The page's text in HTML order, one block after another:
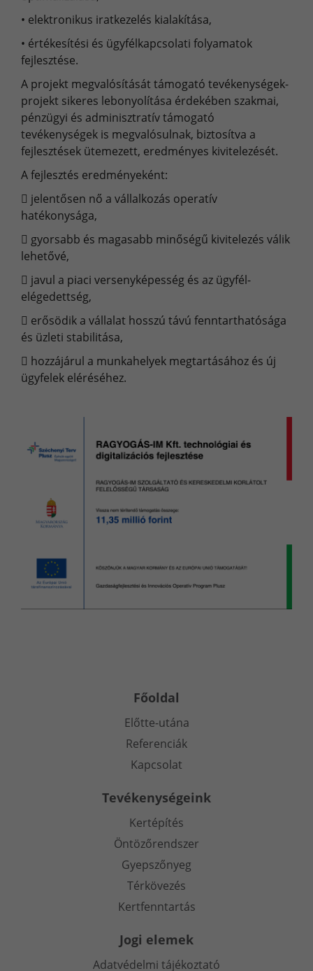
• elektronikus iratkezelés kialakítása,
• értékesítési és ügyfélkapcsolati folyamatok
fejlesztése.
A projekt megvalósítását támogató tevékenységek-
projekt sikeres lebonyolítása érdekében szakmai,
pénzügyi és adminisztratív támogató
tevékenységek is megvalósulnak, biztosítva a
fejlesztések ütemezett, eredményes kivitelezését.
A fejlesztés eredményeként:
 jelentősen nő a vállalkozás operatív
hatékonysága,
 gyorsabb és magasabb minőségű kivitelezés válik
lehetővé,
 javul a piaci versenyképesség és az ügyfél-
elégedettség,
 erősödik a vállalat hosszú távú fenntarthatósága
és üzleti stabilitása,
 hozzájárul a munkahelyek megtartásához és új
ügyfelek eléréséhez.
Főoldal
Előtte-utána
Referenciák
Kapcsolat
Tevékenységeink
Kertépítés
Öntözőrendszer
Gyepszőnyeg
Térkövezés
Kertfenntartás
Jogi elemek
Adatvédelmi tájékoztató